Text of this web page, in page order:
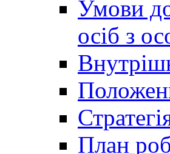
Умови
осіб з
План